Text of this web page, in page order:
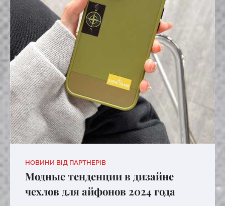
НОВИНИ ВІД ПАРТНЕРІВ
Модные тенденции в дизайне
чехлов для айфонов 2024 года